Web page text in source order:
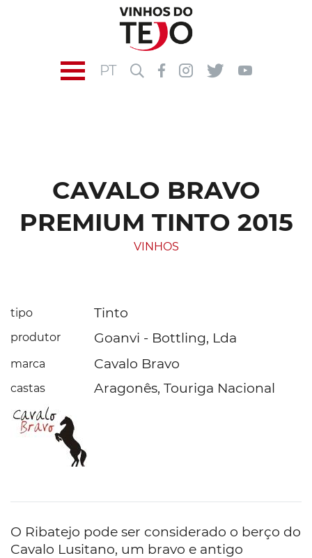
PT
CAVALO BRAVO
PREMIUM TINTO 2015
VINHOS
tipo Tinto
produtor Goanvi - Bottling, Lda
marca Cavalo Bravo
castas Aragonês, Touriga Nacional
O Ribatejo pode ser considerado o berço do
Cavalo Lusitano, um bravo e antigo